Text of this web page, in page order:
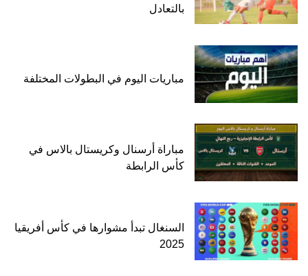
بالتعادل
مباريات اليوم في البطولات المختلفة
مباراة أرسنال وكريستال بالاس في
كأس الرابطة
السنغال تبدأ مشوارها في كأس أفريقيا
2025